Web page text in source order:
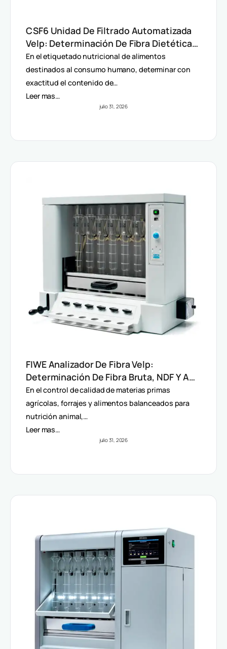
CSF6 Unidad De Filtrado Automatizada
Velp: Determinación De Fibra Dietética
(AOAC)
En el etiquetado nutricional de alimentos
destinados al consumo humano, determinar con
exactitud el contenido de…
Leer mas…
julio 31, 2026
FIWE Analizador De Fibra Velp:
Determinación De Fibra Bruta, NDF Y ADF
En Alimentos Y Piensos
En el control de calidad de materias primas
agrícolas, forrajes y alimentos balanceados para
nutrición animal,…
Leer mas…
julio 31, 2026